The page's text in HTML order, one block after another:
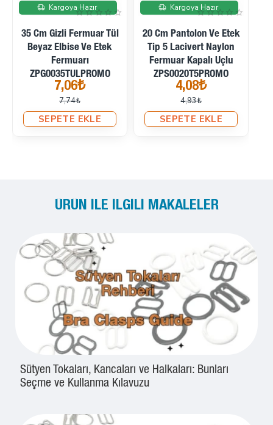
İndirimde
Kargoya Hazır
35 Cm Gizli Fermuar Tül
Beyaz Elbise Ve Etek
Fermuarı
ZPG0035TULPROMO
7,06₺
7,74₺
SEPETE EKLE
İndirimde
Kargoya Hazır
20 Cm Pantolon Ve Etek
Tip 5 Lacivert Naylon
Fermuar Kapalı Uçlu
ZPS0020T5PROMO
4,08₺
4,93₺
SEPETE EKLE
ÜRÜN ILE İLGILI MAKALELER
Sütyen Tokaları, Kancaları ve Halkaları: Bunları
Seçme ve Kullanma Kılavuzu